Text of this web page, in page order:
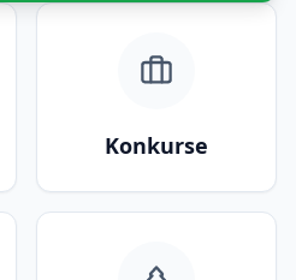
Konkurse